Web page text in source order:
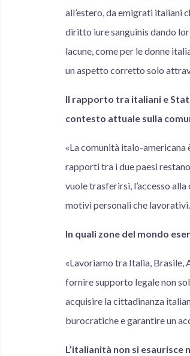
all’estero, da emigrati italiani
diritto iure sanguinis dando
lacune, come per le donne
un aspetto corretto solo
Il rapporto tra italiani e
contesto attuale sulla
«La comunità italo-americana
rapporti tra i due paesi
vuole trasferirsi, l’accesso
motivi personali che
In quali zone del mondo
«Lavoriamo tra Italia, Brasile,
fornire supporto legale non
acquisire la cittadinanza
burocratiche e garantire un
L’italianità non si esaurisce